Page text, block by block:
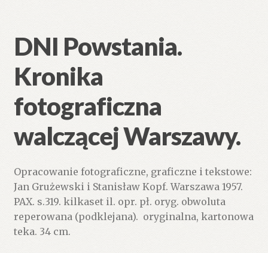
DNI Powstania.
Kronika
fotograficzna
walczącej Warszawy.
Opracowanie fotograficzne, graficzne i tekstowe:
Jan Grużewski i Stanisław Kopf. Warszawa 1957.
PAX. s.319. kilkaset il. opr. pł. oryg. obwoluta
reperowana (podklejana). oryginalna, kartonowa
teka. 34 cm.